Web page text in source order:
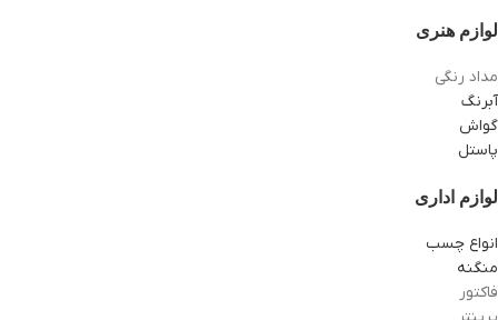
لوازم هنری
مداد رنگی
آبرنگ
گواش
پاستل
لوازم اداری
انواع چسب
منگنه
فاکتور